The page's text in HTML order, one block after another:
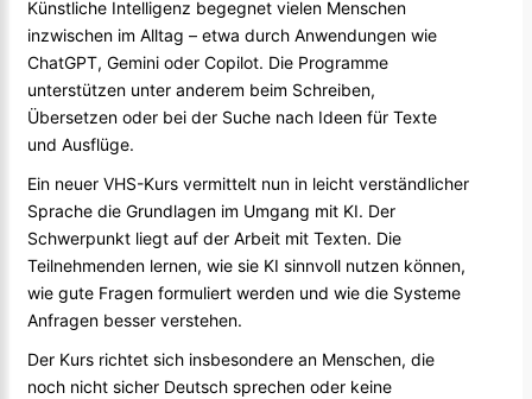
Künstliche Intelligenz begegnet vielen Menschen
inzwischen im Alltag – etwa durch Anwendungen wie
ChatGPT, Gemini oder Copilot. Die Programme
unterstützen unter anderem beim Schreiben,
Übersetzen oder bei der Suche nach Ideen für Texte
und Ausflüge.
Ein neuer VHS-Kurs vermittelt nun in leicht verständlicher
Sprache die Grundlagen im Umgang mit KI. Der
Schwerpunkt liegt auf der Arbeit mit Texten. Die
Teilnehmenden lernen, wie sie KI sinnvoll nutzen können,
wie gute Fragen formuliert werden und wie die Systeme
Anfragen besser verstehen.
Der Kurs richtet sich insbesondere an Menschen, die
noch nicht sicher Deutsch sprechen oder keine